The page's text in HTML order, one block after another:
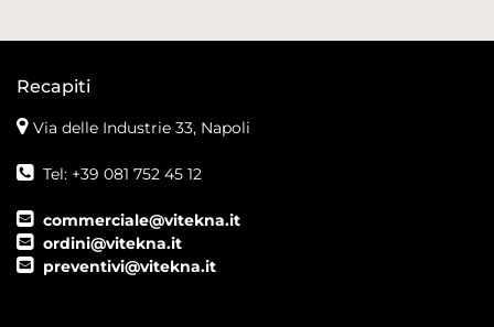
Recapiti
Via delle Industrie 33, Napoli
Tel: +39 081 752 45 12
commerciale@vitekna.it
ordini@vitekna.it
preventivi@vitekna.it